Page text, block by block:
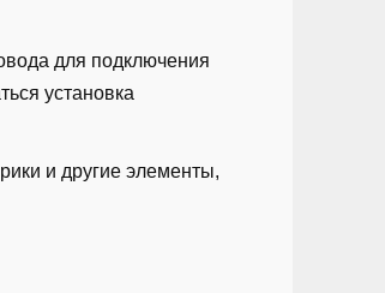
для подключения
установка
и другие элементы,